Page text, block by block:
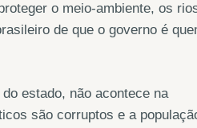
o meio-ambiente, os
de que o governo é
estado, não acontece na
são corruptos e a